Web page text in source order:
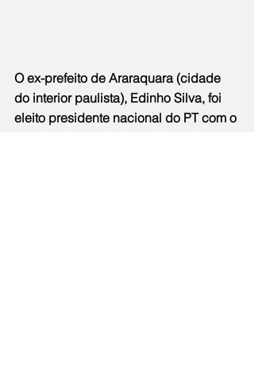
O ex-prefeito de Araraquara (cidade
do interior paulista), Edinho Silva, foi
eleito presidente nacional do PT com o